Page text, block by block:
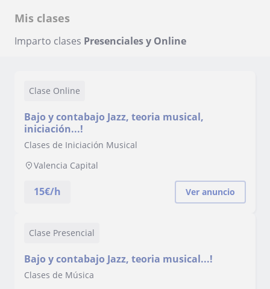
Mis clases
Imparto clases Presenciales y Online
Clase Online
Bajo y contabajo Jazz, teoria musical,
iniciación...!
Clases de Iniciación Musical
Valencia Capital
15€/h Ver anuncio
Clase Presencial
Bajo y contabajo Jazz, teoria musical...!
Clases de Música